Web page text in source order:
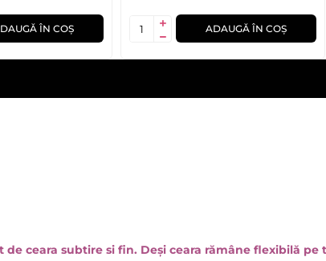
ÎN COȘ ADAUGĂ ÎN COȘ
ceara subtire si fin. Deși ceara rămâne flexibilă